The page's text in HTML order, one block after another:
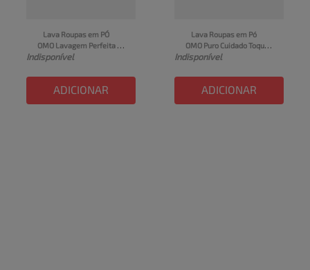
Lava Roupas em PÓ
OMO Lavagem Perfeita
Pacote 1,6kg
Indisponível
ADICIONAR
Lava Roupas em Pó
OMO Puro Cuidado Toque
de Aveia Caixa 800g
Indisponível
ADICIONAR